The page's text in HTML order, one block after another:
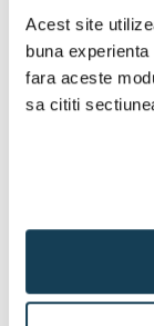
Acest site
buna
fara aceste
sa cititi
Alti